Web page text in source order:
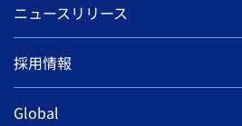
ニュースリリース
採用情報
Global